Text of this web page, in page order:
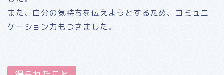
また、自分の気持ちを伝えようとするため、コミュニ
ケーション力もつきました。